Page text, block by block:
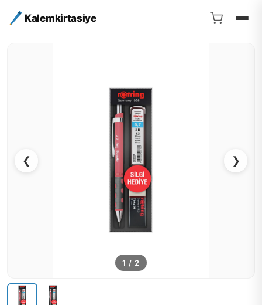
Kalemkirtasiye
❮ ❯
1 / 2